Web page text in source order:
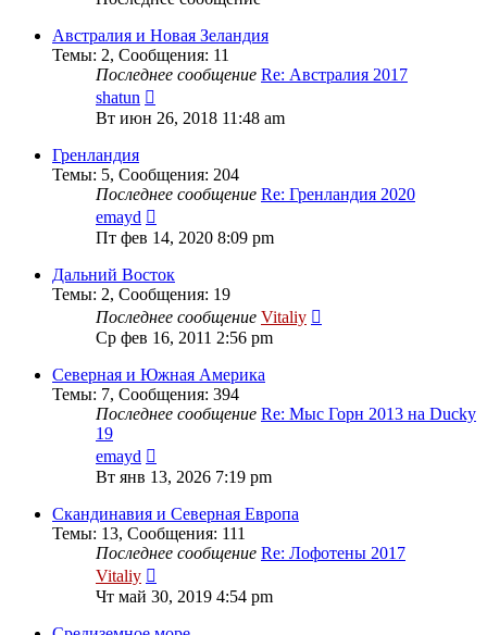
Австралия и Новая Зеландия
Темы: 2, Сообщения: 11
Последнее сообщение Re: Австралия 2017
shatun
к
последнему
Вт июн 26, 2018 11:48 am
Гренландия
Темы: 5, Сообщения: 204
Последнее сообщение Re: Гренландия 2020
emayd
к
последнему
сообщению
Пт фев 14, 2020 8:09 pm
Дальний Восток
Темы: 2, Сообщения: 19
Последнее сообщение Vitaliy
Ср фев 16, 2011 2:56 pm
Северная и Южная Америка
Темы: 7, Сообщения: 394
Последнее сообщение Re: Мыс Горн 2013 на Ducky
19
emayd
к
последнему
сообщению
Вт янв 13, 2026 7:19 pm
Скандинавия и Северная Европа
Темы: 13, Сообщения: 111
Последнее сообщение Re: Лофотены 2017
Vitaliy
к
последнему
сообщению
Чт май 30, 2019 4:54 pm